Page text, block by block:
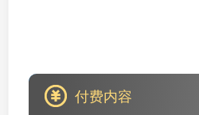
付费内容